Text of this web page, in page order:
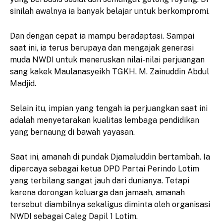
sinilah awalnya ia banyak belajar untuk berkompromi.
Dan dengan cepat ia mampu beradaptasi. Sampai
saat ini, ia terus berupaya dan mengajak generasi
muda NWDI untuk meneruskan nilai-nilai perjuangan
sang kakek Maulanasyeikh TGKH. M. Zainuddin Abdul
Madjid.
Selain itu, impian yang tengah ia perjuangkan saat ini
adalah menyetarakan kualitas lembaga pendidikan
yang bernaung di bawah yayasan.
Saat ini, amanah di pundak Djamaluddin bertambah. Ia
dipercaya sebagai ketua DPD Partai Perindo Lotim
yang terbilang sangat jauh dari dunianya. Tetapi
karena dorongan keluarga dan jamaah, amanah
tersebut diambilnya sekaligus diminta oleh organisasi
NWDI sebagai Caleg Dapil 1 Lotim.